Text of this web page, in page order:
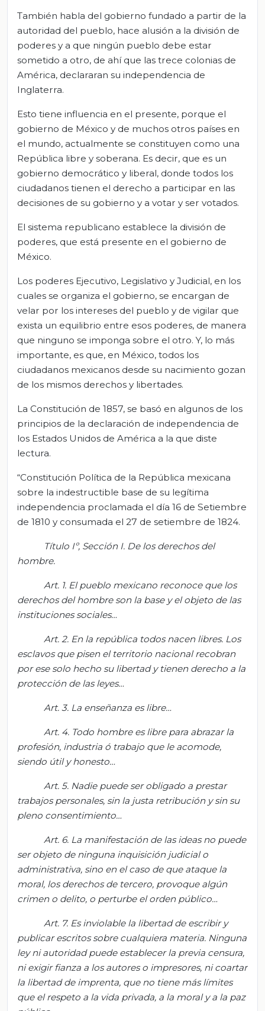
También habla del gobierno fundado a partir de la
autoridad del pueblo, hace alusión a la división de
poderes y a que ningún pueblo debe estar
sometido a otro, de ahí que las trece colonias de
América, declararan su independencia de
Inglaterra.
Esto tiene influencia en el presente, porque el
gobierno de México y de muchos otros países en
el mundo, actualmente se constituyen como una
República libre y soberana. Es decir, que es un
gobierno democrático y liberal, donde todos los
ciudadanos tienen el derecho a participar en las
decisiones de su gobierno y a votar y ser votados.
El sistema republicano establece la división de
poderes, que está presente en el gobierno de
México.
Los poderes Ejecutivo, Legislativo y Judicial, en los
cuales se organiza el gobierno, se encargan de
velar por los intereses del pueblo y de vigilar que
exista un equilibrio entre esos poderes, de manera
que ninguno se imponga sobre el otro. Y, lo más
importante, es que, en México, todos los
ciudadanos mexicanos desde su nacimiento gozan
de los mismos derechos y libertades.
La Constitución de 1857, se basó en algunos de los
principios de la declaración de independencia de
los Estados Unidos de América a la que diste
lectura.
“Constitución Política de la República mexicana
sobre la indestructible base de su legítima
independencia proclamada el día 16 de Setiembre
de 1810 y consumada el 27 de setiembre de 1824.
Título Iº, SecciónI. De los derechos del
hombre.
Art. 1. El pueblo mexicano reconoce que los
derechos del hombre son la base y el objeto de las
instituciones sociales…
Art. 2. En la república todos nacen libres. Los
esclavos que pisen el territorio nacional recobran
por ese solo hecho su libertad y tienen derecho a la
protecciónde las leyes…
Art. 3. La enseñanza es libre…
Art.4. Todo hombre es libre para abrazar la
profesión, industria ó trabajo que le acomode,
siendo útil y honesto…
Art. 5. Nadie puede ser obligado aprestar
trabajos personales, sin la justa retribución y sin su
pleno consentimiento…
Art. 6. La manifestaciónde las ideas no puede
ser objeto de ninguna inquisiciónjudicialo
administrativa, sino en el caso de que ataque la
moral, losderechos de tercero, provoque algún
crimen o delito, o perturbe elordenpúblico…
Art. 7. Es inviolable la libertad de escribir y
publicar escritos sobre cualquiera materia. Ninguna
ley ni autoridad puede establecer la previa censura,
ni exigir fianza a los autoreso impresores, ni coartar
la libertad de imprenta, que no tiene máslímites
que el respeto a la vida privada, a la moral y a la paz